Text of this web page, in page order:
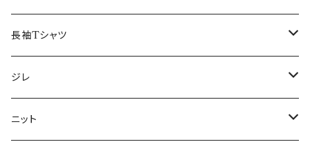
50/XL～
48/L
50/XL～
46/M
48/L
50/XL～
～44/S
46/M
48/L
長袖Tシャツ
～44/S
46/M
ジレ
～44/S
ニット